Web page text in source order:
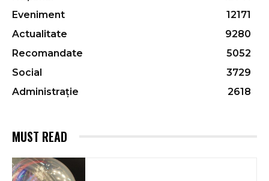
Eveniment
12171
Actualitate
9280
Recomandate
5052
Social
3729
Administrație
2618
MUST READ